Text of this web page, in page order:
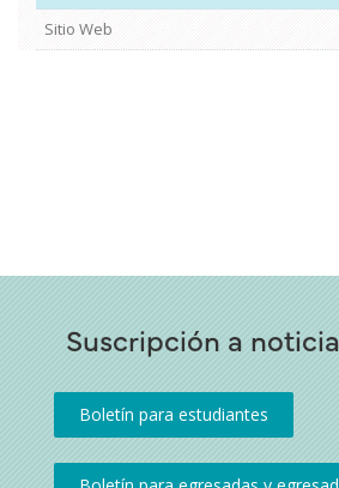
Sitio Web
Suscripción a